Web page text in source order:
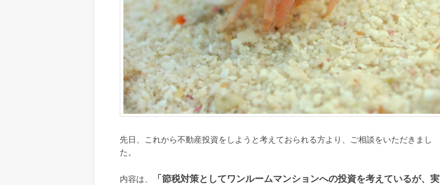
先日、これから不動産投資をしようと考えておられる方より、ご相談をいただきまし
た。
内容は、
「節税対策としてワンルームマンションへの投資を考えているが、実